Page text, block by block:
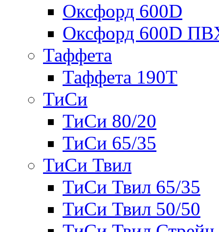
Оксфорд 600D
Оксфорд 600D
Таффета
Таффета 190T
ТиСи
ТиСи 80/20
ТиСи 65/35
ТиСи Твил
ТиСи Твил 65/35
ТиСи Твил 50/50